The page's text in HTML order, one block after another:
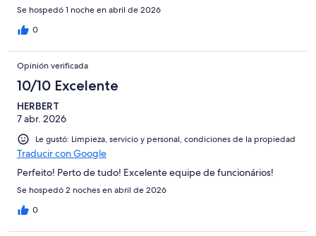
Se hospedó 1 noche en abril de 2026
0
Opinión verificada
10/10 Excelente
HERBERT
7 abr. 2026
Le gustó: Limpieza, servicio y personal, condiciones de la propiedad
Traducir con Google
Perfeito! Perto de tudo! Excelente equipe de funcionários!
Se hospedó 2 noches en abril de 2026
0